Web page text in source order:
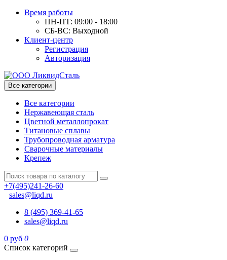
Время работы
ПН-ПТ: 09:00 - 18:00
СБ-ВС: Выходной
Клиент-центр
Регистрация
Авторизация
Все категории
Все категории
Нержавеющая сталь
Цветной металлопрокат
Титановые сплавы
Трубопроводная арматура
Сварочные материалы
Крепеж
+7(495)241-26-60
sales@liqd.ru
8 (495) 369-41-65
sales@liqd.ru
0 руб 0
Список категорий